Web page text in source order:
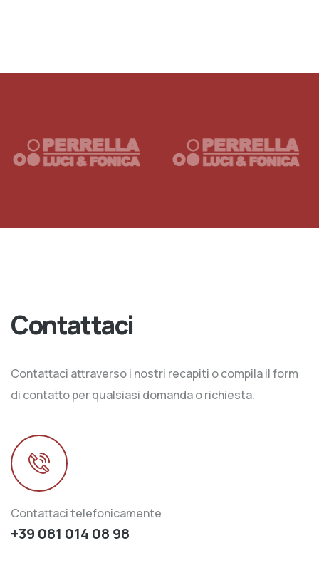
Contattaci
Contattaci attraverso i nostri recapiti o compila il form
di contatto per qualsiasi domanda o richiesta.
Contattaci telefonicamente
+39 081 014 08 98